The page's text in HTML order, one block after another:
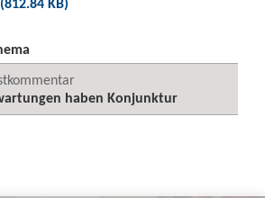
haben Konjunktur